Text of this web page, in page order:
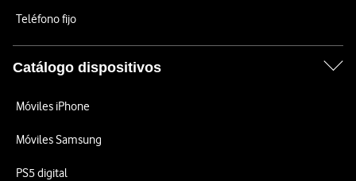
Teléfono fijo
Catálogo dispositivos
Móviles iPhone
Móviles Samsung
PS5 digital